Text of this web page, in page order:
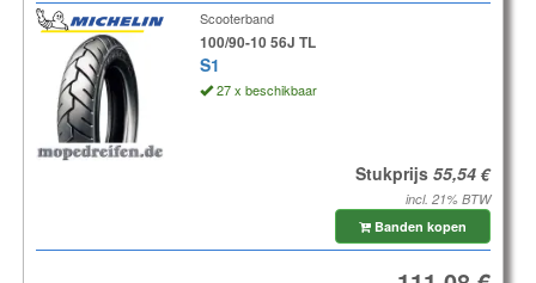
Scooterband
100/90-10 56J TL
S1
27 x beschikbaar
Stukprijs
incl. 21% BTW
Banden kopen